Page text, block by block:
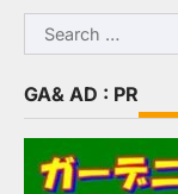
Search
for:
GA& AD : PR